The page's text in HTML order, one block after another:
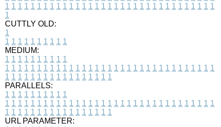
1 1 1 1 1 1 1 1 1 1 1 1 1 1 1 1 1 1 1 1 1 1 1 1 1 1 1 1 1 1 1 1 1
1
CUTTLY OLD:
1
1 1 1 1 1 1 1 1 1 1
MEDIUM:
1 1 1 1 1 1 1 1 1 1
1 1 1 1 1 1 1 1 1 1 1 1 1 1 1 1 1 1 1 1 1 1 1 1 1 1 1 1 1 1 1 1 1
1 1 1 1 1 1 1 1 1 1 1 1 1 1 1 1 1
PARALLELS:
1 1 1 1 1 1 1 1 1 1
1 1 1 1 1 1 1 1 1 1 1 1 1 1 1 1 1 1 1 1 1 1 1 1 1 1 1 1 1 1 1 1 1
1 1 1 1 1 1 1 1 1 1 1 1 1 1 1 1 1
URL PARAMETER: